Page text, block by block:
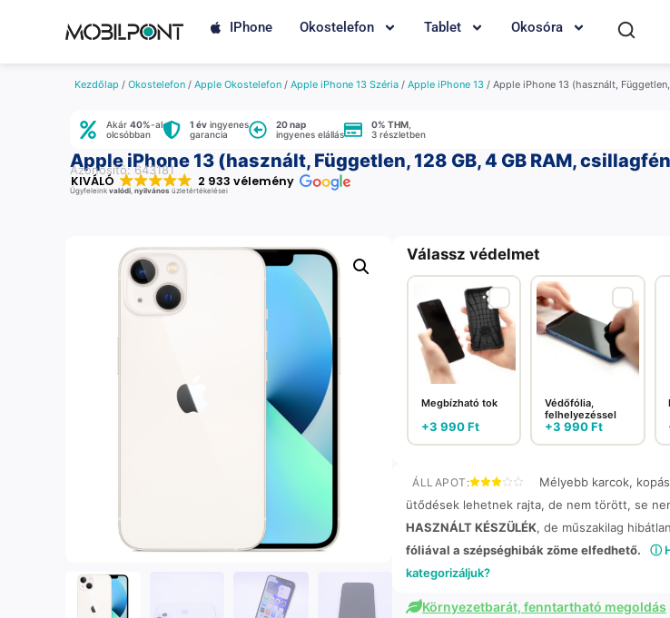
IPhone Okostelefon Tablet Okosóra
Kezdőlap / Okostelefon / Apple Okostelefon / Apple iPhone 13 Széria / Apple iPhone 13 / Apple iPhone 13 (használt,
Akár 40%-al
olcsóbban
1 év ingyenes
garancia
20 nap
ingyenes elállás
0% THM
3 részletben
Apple iPhone 13 (használt, Független, 128 GB, 4 GB RAM,
Azonosító: 643181
KIVÁLÓ 2 933 vélemény
Ügyfeleink valódi, nyilvános üzletértékelései
Válassz védelmet
Megbízható tok
+3 990Ft
Védőfólia,
felhelyezéssel
+3 990Ft
ÁLLAPOT:
Mélyebb karcok,
ütődések lehetnek rajta, de nem törött, se
HASZNÁLT KÉSZÜLÉK, de műszakilag
fóliával a szépséghibák zöme elfedhető.
ⓘ
kategorizáljuk?
Környezetbarát, fenntartható megoldás